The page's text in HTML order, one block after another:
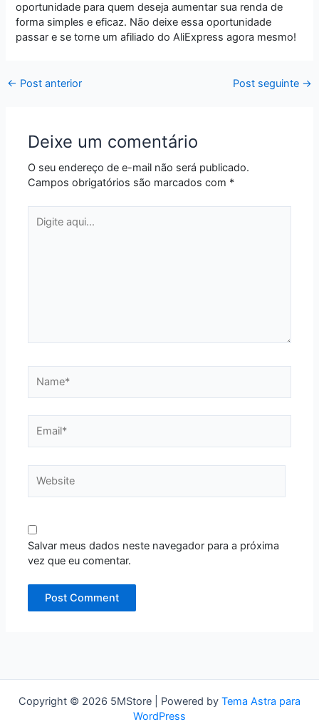
oportunidade para quem deseja aumentar sua renda de
forma simples e eficaz. Não deixe essa oportunidade
passar e se torne um afiliado do AliExpress agora mesmo!
← Post anterior Post seguinte →
Deixe um comentário
O seu endereço de e-mail não será publicado.
Campos obrigatórios são marcados com *
aqui...
Salvar meus dados neste navegador para a próxima
vez que eu comentar.
Copyright © 2026 5MStore | Powered by Tema Astra para
WordPress